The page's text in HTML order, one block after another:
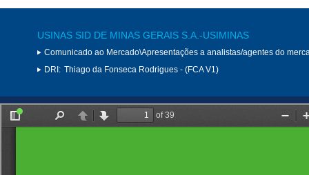
USINAS SID DE MINAS GERAIS S.A.-USIMINAS
Comunicado ao Mercado\Apresentações a analistas/agentes do
DRI: Thiago da Fonseca Rodrigues - (FCA V1)